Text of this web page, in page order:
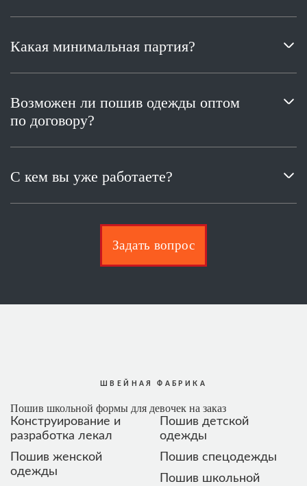
Цена рассчитывается согласно
количеству изделий в партии.
Какая минимальная партия?
Верхняя одежда от 1000 шт. на модель,
военная форма от 2000 ед. на модель.
Любой заказ обсуждается
Возможен ли пошив одежды оптом
по договору?
Наша компания ООО «Равол» работает
каждой компанией индивидуально.
С кем вы уже работаете?
Мы работаем с такими компаниями как
:одежда для детей «CHOUPETTE»,
одежда «ZARYA MODY», женское
пальто ООО «Легенда», ООО «БАСК»,
Задать вопрос
ШВЕЙНАЯ ФАБРИКА
Пошив школьной формы для девочек на заказ
Конструирование и
разработка лекал
Пошив женской
одежды
Пошив детской
одежды
Пошив спецодежды
Пошив школьной